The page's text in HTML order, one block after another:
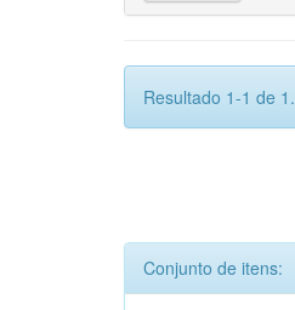
Resultado 1-1 de 1.
Conjunto de itens: